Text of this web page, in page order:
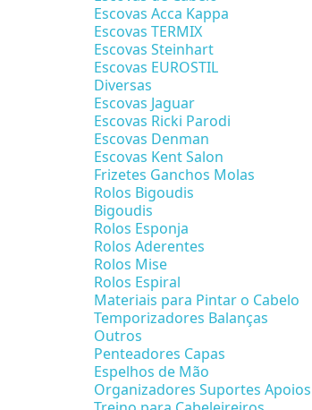
Escovas Acca Kappa
Escovas TERMIX
Escovas Steinhart
Escovas EUROSTIL
Diversas
Escovas Jaguar
Escovas Ricki Parodi
Escovas Denman
Escovas Kent Salon
Frizetes Ganchos Molas
Rolos Bigoudis
Bigoudis
Rolos Esponja
Rolos Aderentes
Rolos Mise
Rolos Espiral
Materiais para Pintar o Cabelo
Temporizadores Balanças
Outros
Penteadores Capas
Espelhos de Mão
Organizadores Suportes Apoios